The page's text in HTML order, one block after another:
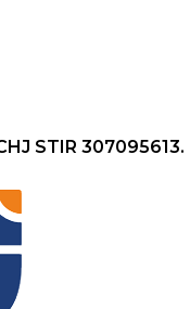
STIR 307095613.